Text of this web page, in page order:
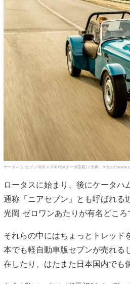
ケータハム セブン160(スズキK6Aターボ搭載) / 出典：https://
ロータスに始まり、後にケータハ
通称「ニアセブン」とも呼ばれる
光岡 ゼロワンあたりが有名どころ
それらの中にはちょっとトレッド
本でも軽自動車版セブンが売れる
在したり、はたまた日本国内でも